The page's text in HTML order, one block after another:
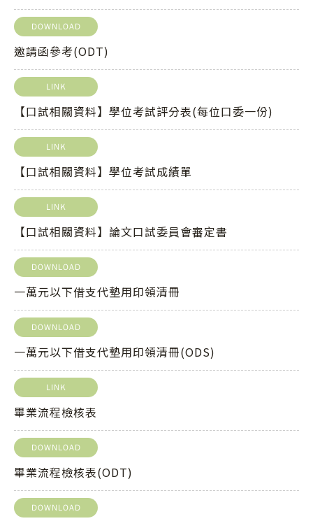
DOWNLOAD
邀請函參考(ODT)
LINK
【口試相關資料】學位考試評分表(每位口委一份)
LINK
【口試相關資料】學位考試成績單
LINK
【口試相關資料】論文口試委員會審定書
DOWNLOAD
一萬元以下借支代墊用印領清冊
DOWNLOAD
一萬元以下借支代墊用印領清冊(ODS)
LINK
畢業流程檢核表
DOWNLOAD
畢業流程檢核表(ODT)
DOWNLOAD